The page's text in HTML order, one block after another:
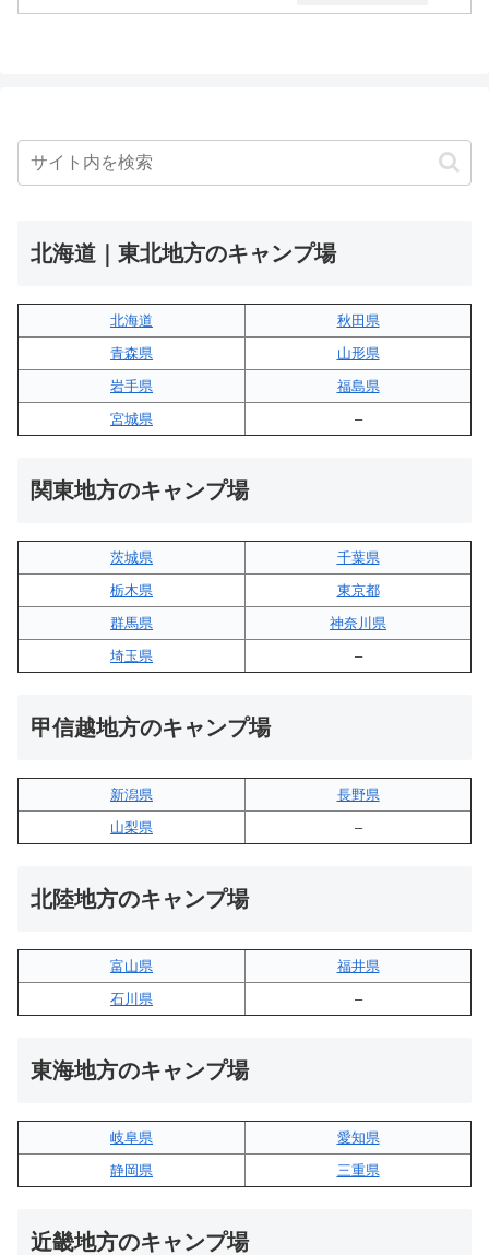
北海道｜東北地方のキャンプ場
北海道
秋田県
青森県
山形県
岩手県
福島県
宮城県
–
関東地方のキャンプ場
茨城県
千葉県
栃木県
東京都
群馬県
神奈川県
埼玉県
–
甲信越地方のキャンプ場
新潟県
長野県
山梨県
–
北陸地方のキャンプ場
富山県
福井県
石川県
–
東海地方のキャンプ場
岐阜県
愛知県
静岡県
三重県
近畿地方のキャンプ場